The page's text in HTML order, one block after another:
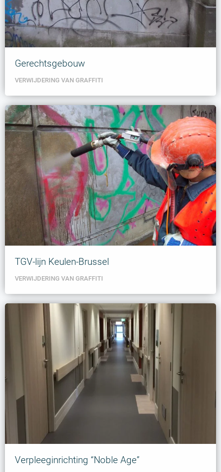
Gerechtsgebouw
VERWIJDERING VAN GRAFFITI
TGV-lijn Keulen-Brussel
VERWIJDERING VAN GRAFFITI
Verpleeginrichting “Noble Age”